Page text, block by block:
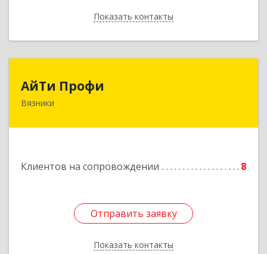
Показать контакты
Назад
АйТи Профи
Вязники
Клиентов на сопровождении 8
Отправить заявку
Показать контакты
Отправить заявку
Назад